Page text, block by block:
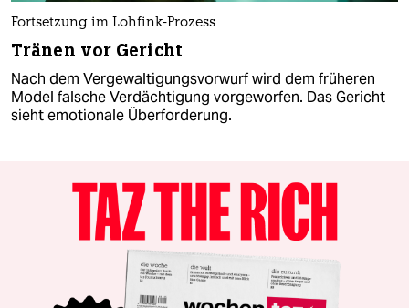
Fortsetzung im Lohfink-Prozess
Tränen vor Gericht
Nach dem Vergewaltigungsvorwurf wird dem früheren
Model falsche Verdächtigung vorgeworfen. Das Gericht
sieht emotionale Überforderung.